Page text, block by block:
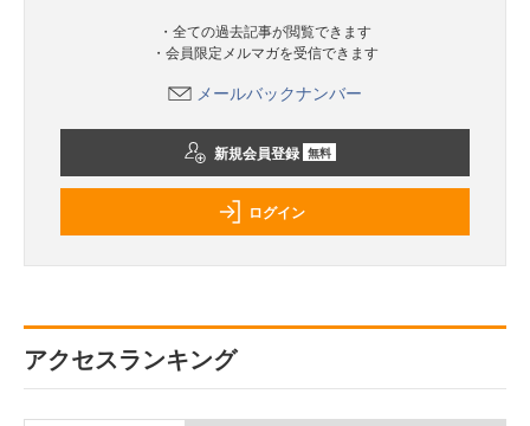
・全ての過去記事が閲覧できます
・会員限定メルマガを受信できます
メールバックナンバー
新規会員登録 無料
ログイン
アクセスランキング